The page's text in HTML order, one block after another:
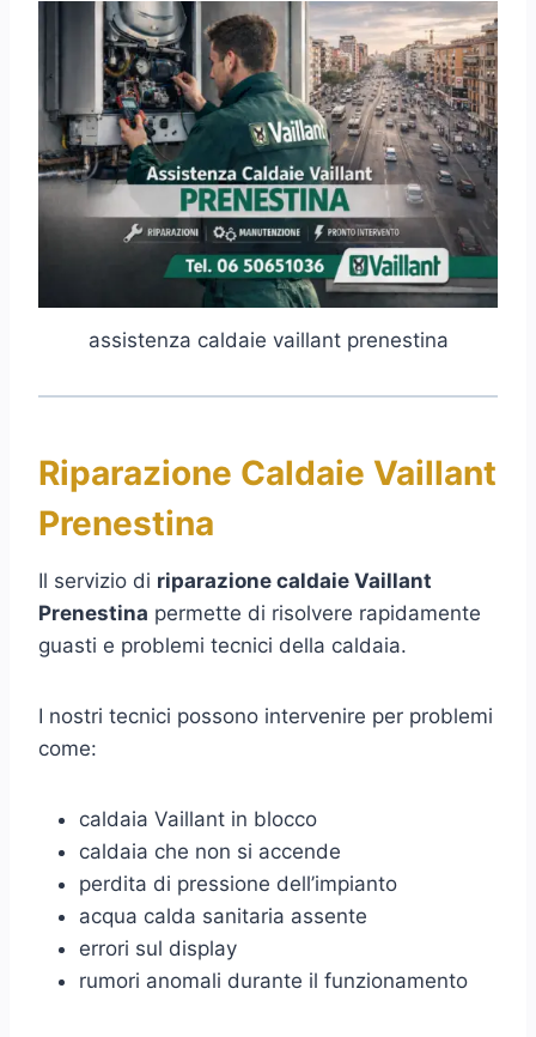
assistenza caldaie vaillant prenestina
Riparazione Caldaie Vaillant
Prenestina
Il servizio di riparazione caldaie Vaillant
Prenestina permette di risolvere rapidamente
guasti e problemi tecnici della caldaia.
I nostri tecnici possono intervenire per problemi
come:
caldaia Vaillant in blocco
caldaia che non si accende
perdita di pressione dell’impianto
acqua calda sanitaria assente
errori sul display
rumori anomali durante il funzionamento